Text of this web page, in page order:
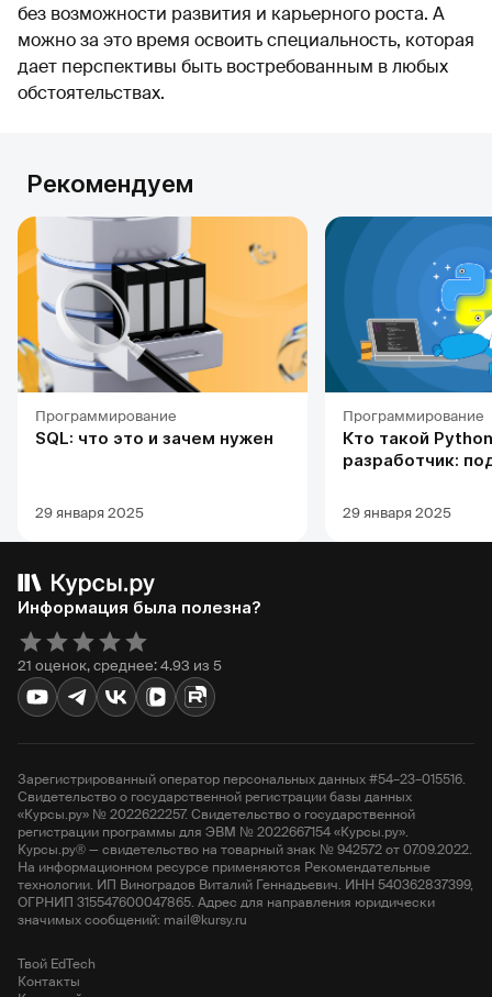
без возможности развития и карьерного роста. А
можно за это время освоить специальность, которая
дает перспективы быть востребованным в любых
обстоятельствах.
Рекомендуем
Программирование
SQL: что это и зачем нужен
29 января 2025
Программирование
Кто такой
разработчик:
карьерных
29 января 2025
Информация была полезна?
21 оценок, среднее: 4.93 из 5
Зарегистрированный оператор персональных данных #54–23–015516.
Свидетельство о государственной регистрации базы данных
«Курсы.ру» № 2022622257. Свидетельство о государственной
регистрации программы для ЭВМ № 2022667154 «Курсы.ру».
Курсы.ру® — свидетельство на товарный знак № 942572 от 07.09.2022.
На информационном ресурсе применяются Рекомендательные
технологии. ИП Виноградов Виталий Геннадьевич. ИНН 540362837399,
ОГРНИП 315547600047865. Адрес для направления юридически
значимых сообщений: mail@kursy.ru
Твой EdTech
Контакты